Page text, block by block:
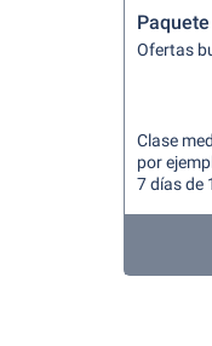
Ofertas
Clase
por
7 días de